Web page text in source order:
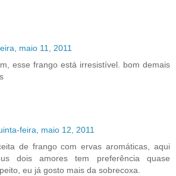
maio 11, 2011
esse frango está irresistível. bom demais
feira, maio 12, 2011
de frango com ervas aromáticas, aqui
dois amores tem preferência quase
eu já gosto mais da sobrecoxa.